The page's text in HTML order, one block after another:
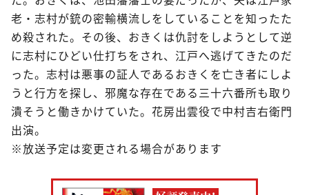
老・志村が銃の密輸横流しをしていることを知ったた
め殺された。その後、おきくは仇討をしようとして逆
に志村にひどい仕打ちをされ、江戸へ逃げてきたのだ
った。志村は悪事の証人であるおきくを亡き者にしよ
うと行方を探し、邪魔な存在である三十六番所も取り
潰そうと働きかけていた。花房出雲役で中村吉右衛門
出演。
※放送予定は変更される場合があります